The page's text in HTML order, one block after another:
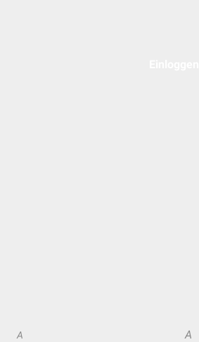
A A